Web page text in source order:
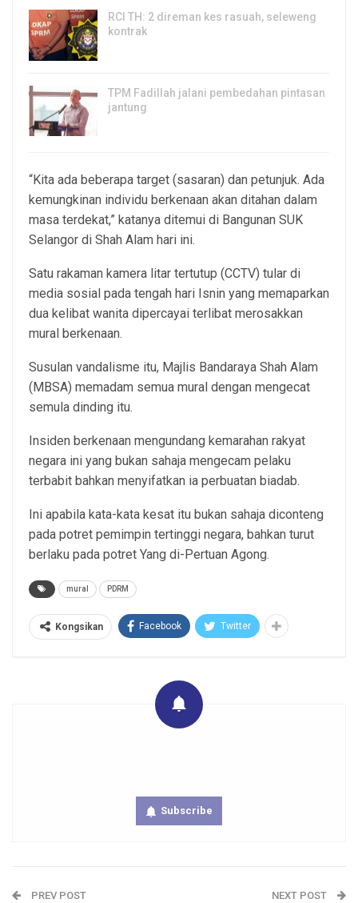
RCI TH: 2 direman kes rasuah, seleweng
kontrak
TPM Fadillah jalani pembedahan pintasan
jantung
“Kita ada beberapa target (sasaran) dan petunjuk. Ada
kemungkinan individu berkenaan akan ditahan dalam
masa terdekat,” katanya ditemui di Bangunan SUK
Selangor di Shah Alam hari ini.
Satu rakaman kamera litar tertutup (CCTV) tular di
media sosial pada tengah hari Isnin yang memaparkan
dua kelibat wanita dipercayai terlibat merosakkan
mural berkenaan.
Susulan vandalisme itu, Majlis Bandaraya Shah Alam
(MBSA) memadam semua mural dengan mengecat
semula dinding itu.
Insiden berkenaan mengundang kemarahan rakyat
negara ini yang bukan sahaja mengecam pelaku
terbabit bahkan menyifatkan ia perbuatan biadab.
Ini apabila kata-kata kesat itu bukan sahaja diconteng
pada potret pemimpin tertinggi negara, bahkan turut
berlaku pada potret Yang di-Pertuan Agong.
mural PDRM
Kongsikan Facebook Twitter
Subscribe
PREV POST NEXT POST